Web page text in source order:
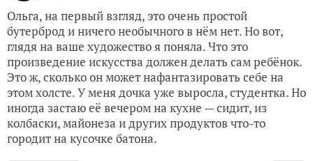
Ольга, на первый взгляд, это очень простой
бутерброд и ничего необычного в нём нет. Но вот,
глядя на ваше художество я поняла. Что это
произведение искусства должен делать сам ребёнок.
Это ж, сколько он может нафантазировать себе на
этом холсте. У меня дочка уже выросла, студентка. Но
иногда застаю её вечером на кухне — сидит, из
колбаски, майонеза и других продуктов что-то
городит на кусочке батона.